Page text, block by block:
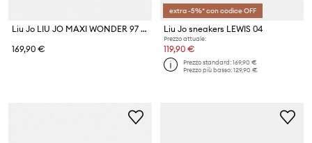
Liu Jo LIU JO MAXI WONDER 97 sneakers da donna in pelle
169,90 €
extra -5%* con codice OFF
Liu Jo sneakers LEWIS 04
Prezzo attuale:
119,90 €
Prezzo standard:169,90 €
Prezzo più basso:129,90 €